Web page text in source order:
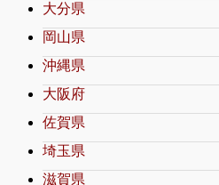
大分県
岡山県
沖縄県
大阪府
佐賀県
埼玉県
滋賀県